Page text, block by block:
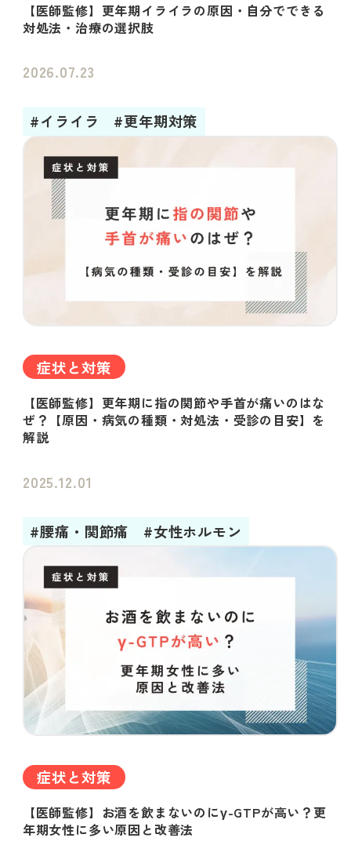
【医師監修】更年期イライラの原因・自分でできる
対処法・治療の選択肢
2026.07.23
#イライラ #更年期対策
症状と対策
【医師監修】更年期に指の関節や手首が痛いのはな
ぜ？【原因・病気の種類・対処法・受診の目安】を
解説
2025.12.01
#腰痛・関節痛 #女性ホルモン
症状と対策
【医師監修】お酒を飲まないのにγ-GTPが高い？更
年期女性に多い原因と改善法